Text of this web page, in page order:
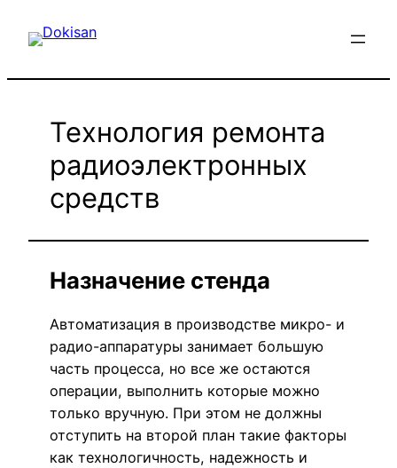
Технология ремонта
радиоэлектронных
средств
Назначение стенда
Автоматизация в производстве микро- и
радио-аппаратуры занимает большую
часть процесса, но все же остаются
операции, выполнить которые можно
только вручную. При этом не должны
отступить на второй план такие факторы
как технологичность, надежность и